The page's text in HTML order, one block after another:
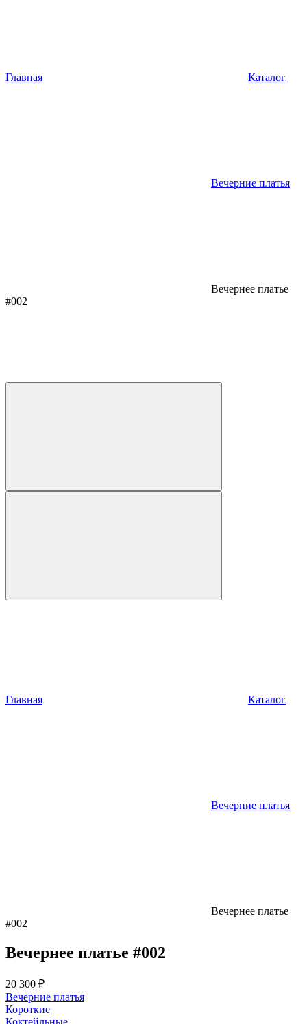
Главная Каталог
Вечерние платья
Вечернее платье
#002
Главная Каталог
Вечерние платья
Вечернее платье
#002
Вечернее платье #002
20 300 ₽
Вечерние платья
Короткие
Коктейльные